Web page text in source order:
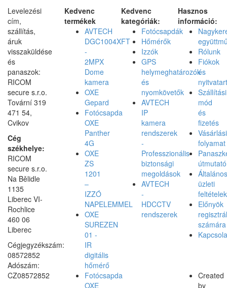
Levelezési
cím,
szállítás,
áruk
visszaküldése
és
panaszok:
RICOM
secure s.r.o.
Tovární 319
471 54,
Cvikov
Cég
székhelye:
RICOM
secure s.r.o.
Na Bělidle
1135
Liberec VI-
Rochlice
460 06
Liberec
Cégjegyzékszám:
08572852
Adószám:
CZ08572852
Kedvenc
termékek
AVTECH
DGC1004XFT
-
2MPX
Dome
kamera
OXE
Gepard
Fotócsapda
OXE
Panther
4G
OXE
ZS
1201
–
IZZÓ
NAPELEMMEL
OXE
SUREZEN
01 -
IR
digitális
hőmérő
Fotócsapda
OXE
Kedvenc
kategóriák:
Fotócsapdák
Hőmérők
Izzók
GPS
helymeghatározók
és
nyomkövetők
AVTECH
IP
kamera
rendszerek
-
Professzionális
biztonsági
megoldások
AVTECH
-
HDCCTV
rendszerek
Hasznos
információ:
Rólunk
Fiókok
és
Szállítási
mód
és
fizetés
Vásárlási
folyamat
útmutató
Általános
üzleti
feltételek
Előnyök
számára
Created
by